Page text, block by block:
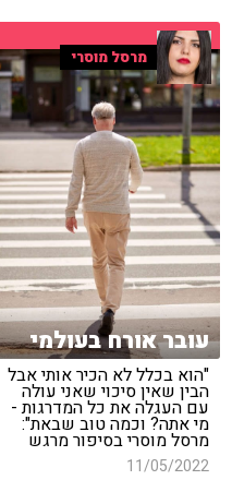
מרסל מוסרי
עובר אורח בעולמי
"הוא בכלל לא הכיר אותי אבל
הבין שאין סיכוי שאני עולה
עם העגלה את כל המדרגות -
מי אתה? וכמה טוב שבאת":
מרסל מוסרי בסיפור מרגש
11/05/2022